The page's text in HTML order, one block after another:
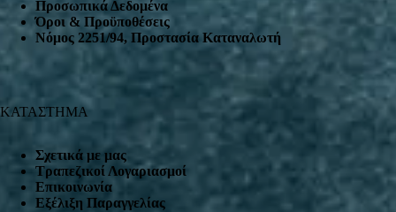
Προσωπικά Δεδομένα
Όροι & Προϋποθέσεις
Nόμος 2251/94, Προστασία Καταναλωτή
ΚΑΤΑΣΤΗΜΑ
Σχετικά με μας
Τραπεζικοί Λογαριασμοί
Επικοινωνία
Εξέλιξη Παραγγελίας